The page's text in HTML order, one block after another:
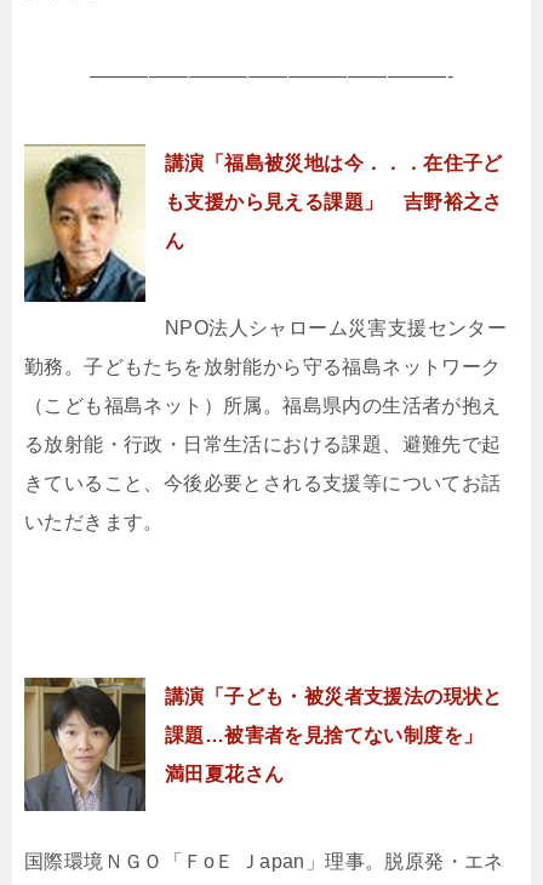
——————————————————-
講演「福島被災地は今．．．在住子ど
も支援から見える課題」 吉野裕之さ
ん
NPO法人シャローム災害支援センター
勤務。子どもたちを放射能から守る福島ネットワーク
（こども福島ネット）所属。福島県内の生活者が抱え
る放射能・行政・日常生活における課題、避難先で起
きていること、今後必要とされる支援等についてお話
いただきます。
講演「子ども・被災者支援法の現状と
課題…被害者を見捨てない制度を」
満田夏花さん
国際環境ＮＧＯ「ＦoＥ Ｊapan」理事。脱原発・エネ